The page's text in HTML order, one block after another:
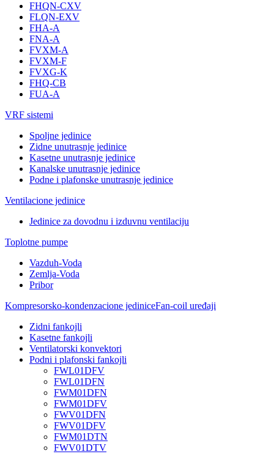
FHQN-CXV
FLQN-EXV
FHA-A
FNA-A
FVXM-A
FVXM-F
FVXG-K
FHQ-CB
FUA-A
VRF sistemi
Spoljne jedinice
Zidne unutrasnje jedinice
Kasetne unutrasnje jedinice
Kanalske unutrasnje jedinice
Podne i plafonske unutrasnje jedinice
Ventilacione jedinice
Jedinice za dovodnu i izduvnu ventilaciju
Toplotne pumpe
Vazduh-Voda
Zemlja-Voda
Pribor
Kompresorsko-kondenzacione jediniceFan-coil uređaji
Zidni fankojli
Kasetne fankojli
Ventilatorski konvektori
Podni i plafonski fankojli
FWL01DFV
FWL01DFN
FWM01DFN
FWM01DFV
FWV01DFN
FWV01DFV
FWM01DTN
FWV01DTV